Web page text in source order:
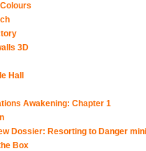
3D
Hall
Awakening: Chapter 1
Dossier: Resorting to Danger
Box